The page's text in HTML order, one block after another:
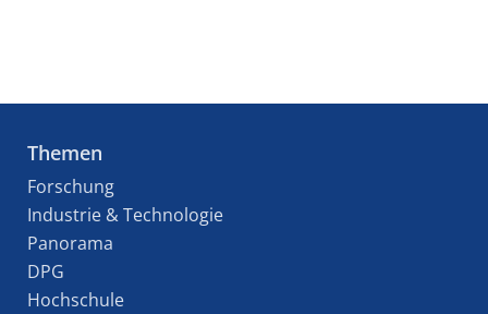
Themen
Forschung
Industrie & Technologie
Panorama
DPG
Hochschule